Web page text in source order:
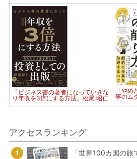
「ビジネス書の著者になっていきな
り年収を3倍にする方法」松尾 昭仁
「や
事のム
アクセスランキング
1
「世界100カ国の旅